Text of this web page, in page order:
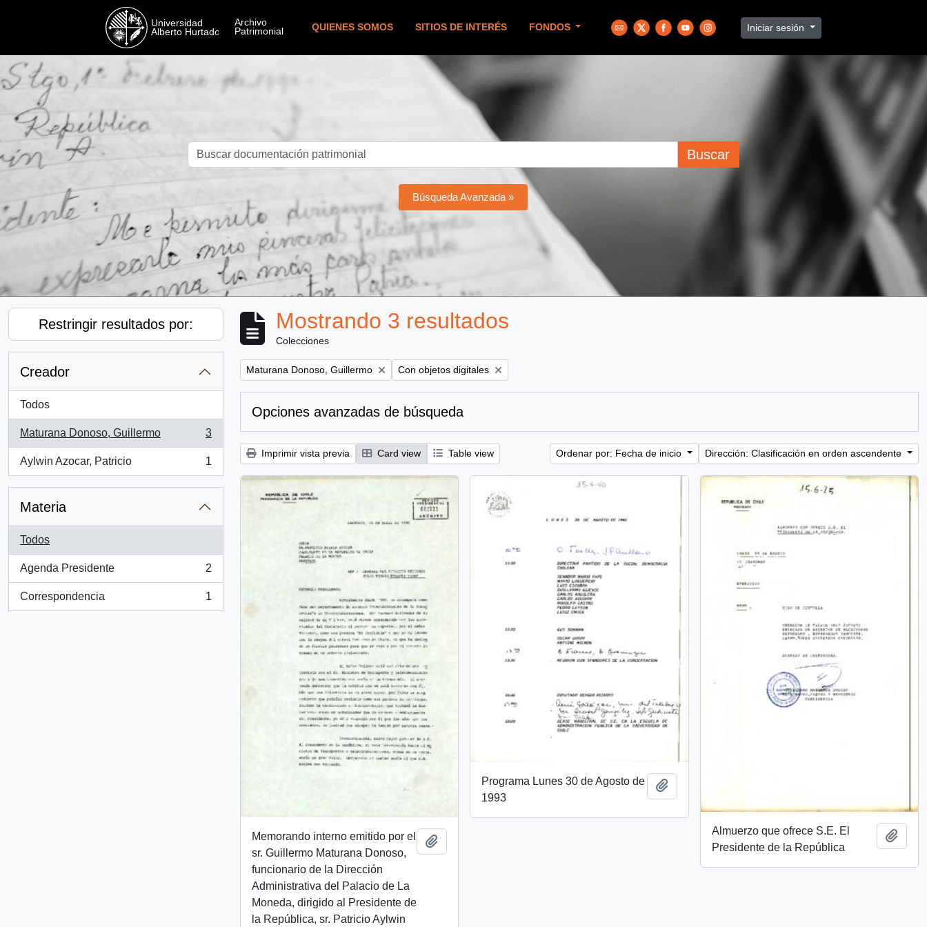
QUIENES SOMOS SITIOS DE INTERÉS FONDOS Iniciar sesión
Buscar
Búsqueda Avanzada »
Restringir resultados por:
Creador
Todos
Maturana Donoso, Guillermo
, 3 resultados
3
Aylwin Azocar, Patricio
, 1 resultados
1
Materia
Todos
Agenda Presidente
, 2 resultados
2
Correspondencia
, 1 resultados
1
Mostrando 3 resultados
Colecciones
Remove filter:
Maturana Donoso, Guillermo Remove filter:
Con objetos digitales
Opciones avanzadas de búsqueda
Imprimir vista previa Card view Table view Ordenar por: Fecha de inicio Dirección: Clasificación en orden ascendente
Memorando interno emitido por el
sr. Guillermo Maturana Donoso,
funcionario de la Dirección
Administrativa del Palacio de La
Moneda, dirigido al Presidente de
la República, sr. Patricio Aylwin
Programa Lunes 30 de Agosto de
1993
Añadir al portapapeles
Almuerzo que ofrece S.E. El
Presidente de la República